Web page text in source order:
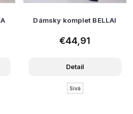
Dámsky komplet BELLAI
€44,91
Detail
Sivá